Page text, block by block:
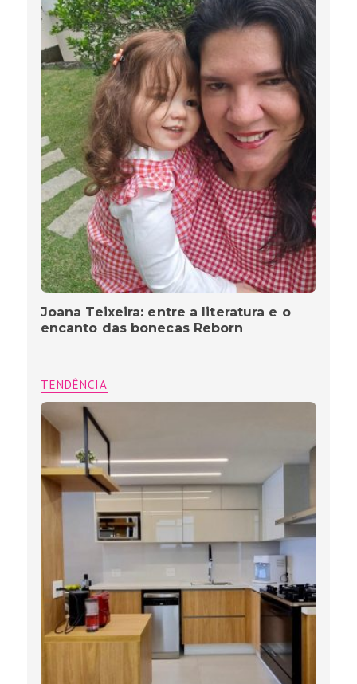
Joana Teixeira: entre a literatura e o
encanto das bonecas Reborn
TENDÊNCIA